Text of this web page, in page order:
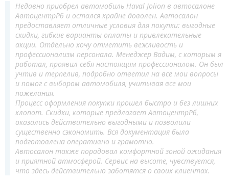
Недавно приобрел автомобиль Haval Jolion в автосалоне
АвтоцентрРб и остался крайне доволен. Автосалон
предоставляет отличные условия для покупки: выгодные
скидки, гибкие варианты оплаты и привлекательные
акции. Отдельно хочу отметить вежливость и
профессионализм персонала. Менеджер Вадим, с которым я
работал, проявил себя настоящим профессионалом. Он был
учтив и терпелив, подробно ответил на все мои вопросы
и помог с выбором автомобиля, учитывая все мои
пожелания.
Процесс оформления покупки прошел быстро и без лишних
хлопот. Скидки, которые предлагает АвтоцентрРб,
оказались действительно выгодными и позволили
существенно сэкономить. Вся документация была
подготовлена оперативно и грамотно.
Автосалон также порадовал комфортной зоной ожидания
и приятной атмосферой. Сервис на высоте, чувствуется,
что здесь действительно заботятся о своих клиентах.